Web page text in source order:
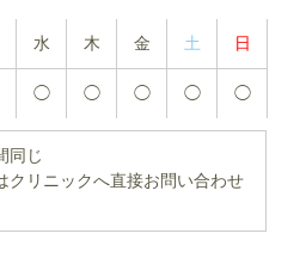
水 木 金 土 日
◯ ◯ ◯ ◯ ◯
同じ
リニックへ直接お問い合わせ